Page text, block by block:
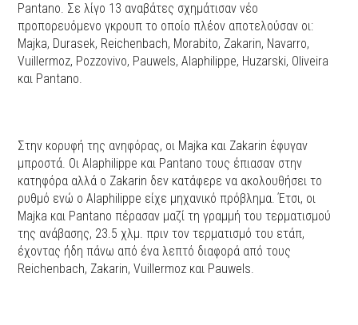
Pantano. Σε λίγο 13 αναβάτες σχημάτισαν νέο
προπορευόμενο γκρουπ το οποίο πλέον αποτελούσαν οι:
Majka, Durasek, Reichenbach, Morabito, Zakarin, Navarro,
Vuillermoz, Pozzovivo, Pauwels, Alaphilippe, Huzarski, Oliveira
και Pantano.
Στην κορυφή της ανηφόρας, οι Majka και Zakarin έφυγαν
μπροστά. Οι Alaphilippe και Pantano τους έπιασαν στην
κατηφόρα αλλά ο Zakarin δεν κατάφερε να ακολουθήσει το
ρυθμό ενώ ο Alaphilippe είχε μηχανικό πρόβλημα. Έτσι, οι
Majka και Pantano πέρασαν μαζί τη γραμμή του τερματισμού
της ανάβασης, 23.5 χλμ. πριν τον τερματισμό του ετάπ,
έχοντας ήδη πάνω από ένα λεπτό διαφορά από τους
Reichenbach, Zakarin, Vuillermoz και Pauwels.